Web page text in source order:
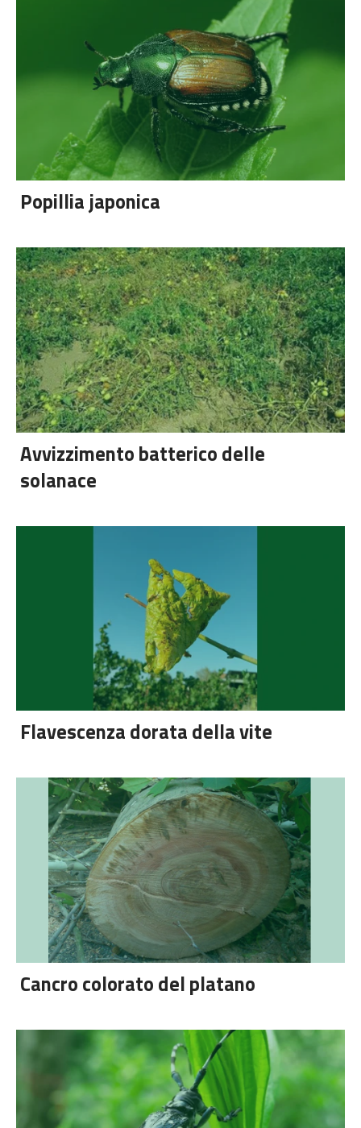
Popillia japonica
Avvizzimento batterico delle
solanace
Flavescenza dorata della vite
Cancro colorato del platano
PRECEDENTE